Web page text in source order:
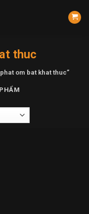
thuc
om bat khat thuc”